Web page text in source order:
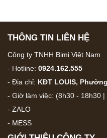
THÔNG TIN LIÊN HỆ
Công ty TNHH Bimi Việt Nam
- Hotline: 0924.162.555
- Địa chỉ: KĐT LOUIS,
- Giờ làm việc: (8h30 - 18h30
- ZALO
- MESS